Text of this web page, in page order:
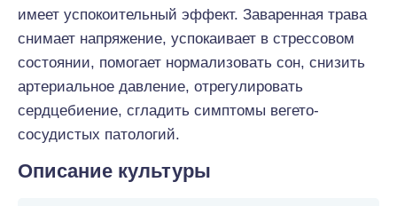
имеет успокоительный эффект. Заваренная трава
снимает напряжение, успокаивает в стрессовом
состоянии, помогает нормализовать сон, снизить
артериальное давление, отрегулировать
сердцебиение, сгладить симптомы вегето-
сосудистых патологий.
Описание культуры